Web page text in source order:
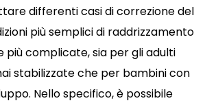
differenti casi di correzione del
più semplici di raddrizzamento
più complicate, sia per gli adulti
stabilizzate che per bambini con
Nello specifico, è possibile